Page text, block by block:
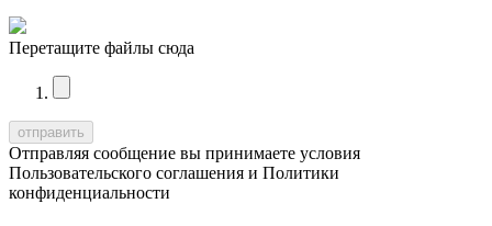
Перетащите файлы сюда
Отправляя сообщение вы принимаете условия
Пользовательского соглашения и Политики
конфиденциальности